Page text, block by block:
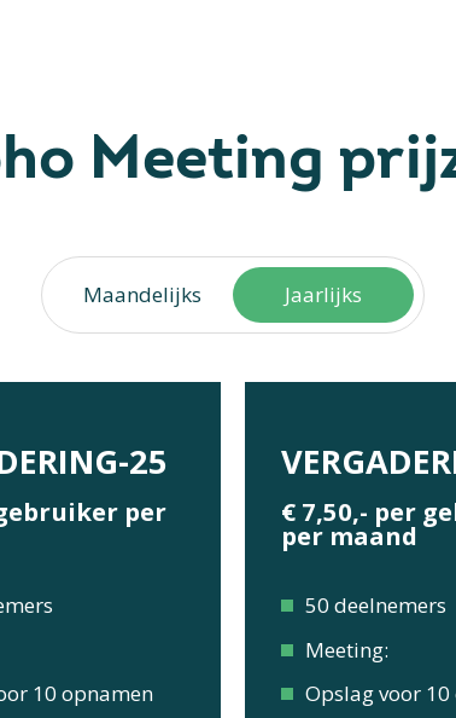
Meeting
Maandelijks Jaarlijks
25
per
10 opnamen
€ 7,50,- per
per maand
50 deelnemers
Meeting:
Opslag voor